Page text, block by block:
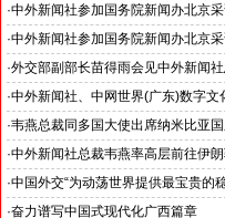
推动科技创新和产业创新深度融合
·中外新闻社参加国务院新闻办北京
见证科技创新和产业创新高质量发展
·中外新闻社参加国务院新闻办北京
北京人形机器人创新中心打造具有全
·外交部副部长苗得雨会见中外新闻
·中外新闻社、中网世界(广东)数字
·韦燕总裁同多国大使出席纳米比亚
·中外新闻社总裁韦燕率高层前往伊朗
对哈梅内伊最高领袖遇难表示沉痛哀
·中国外交“为动荡世界提供最宝贵的
王毅外长记者会勾勒出中国与世界互
·奋力谱写中国式现代化广西篇章